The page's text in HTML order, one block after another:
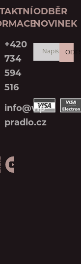
+420
734
594
516
info@vip-
pradlo.cz
ODBĚR
NOVINEK